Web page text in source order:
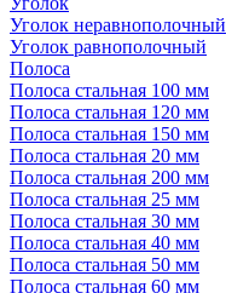
Уголок неравнополочный
Уголок равнополочный
Полоса
Полоса стальная 100 мм
Полоса стальная 120 мм
Полоса стальная 150 мм
Полоса стальная 20 мм
Полоса стальная 200 мм
Полоса стальная 25 мм
Полоса стальная 30 мм
Полоса стальная 40 мм
Полоса стальная 50 мм
Полоса стальная 60 мм